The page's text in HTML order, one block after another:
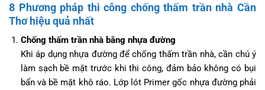
8 Phương pháp thi công chống thấm trần nhà Cần
Thơ hiệu quả nhất
Chống thấm trần nhà bằng nhựa đường
Khi áp dụng nhựa đường để chống thấm trần nhà, cần chú ý
làm sạch bề mặt trước khi thi công, đảm bảo không có bụi
bẩn và bề mặt khô ráo. Lớp lót Primer gốc nhựa đường phải